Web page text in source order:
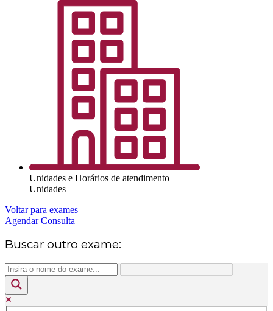
Unidades e Horários de atendimento
Unidades
Voltar para exames
Agendar Consulta
Buscar outro exame: